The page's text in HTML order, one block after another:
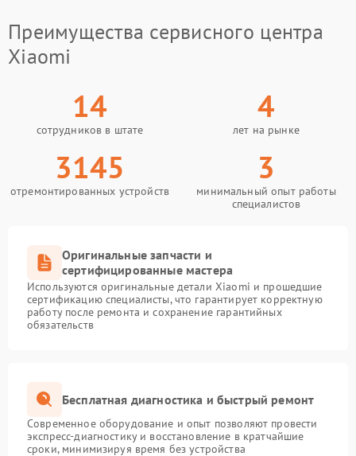
Преимущества сервисного центра
Xiaomi
14
сотрудников в штате
4
лет на рынке
3145
отремонтированных устройств
3
минимальный опыт работы
специалистов
Оригинальные запчасти и
сертифицированные мастера
Используются оригинальные детали Xiaomi и прошедшие
сертификацию специалисты, что гарантирует корректную
работу после ремонта и сохранение гарантийных
обязательств
Бесплатная диагностика и быстрый ремонт
Современное оборудование и опыт позволяют провести
экспресс-диагностику и восстановление в кратчайшие
сроки, минимизируя время без устройства